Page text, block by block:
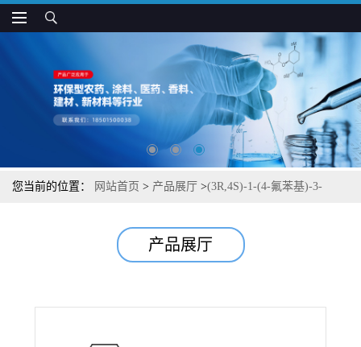
您当前的位置： 网站首页 > 产品展厅 >(3R,4S)-1-(4-氟苯基)-3-
产品展厅